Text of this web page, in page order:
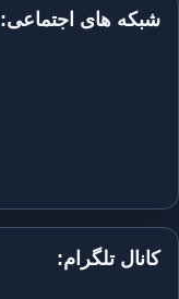
شبکه های اجتماعی:
کانال تلگرام: